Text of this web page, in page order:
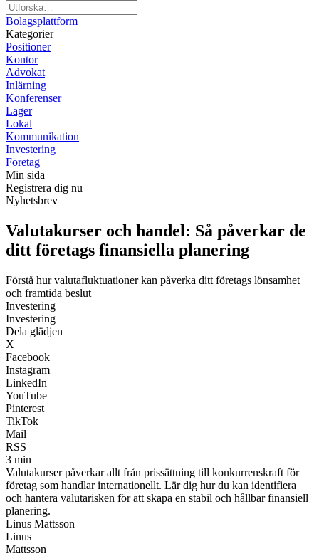
Bolagsplattform
Kategorier
Positioner
Kontor
Advokat
Inlärning
Konferenser
Lager
Lokal
Kommunikation
Investering
Företag
Min sida
Registrera dig nu
Nyhetsbrev
Valutakurser och handel: Så påverkar de
ditt företags finansiella planering
Förstå hur valutafluktuationer kan påverka ditt företags lönsamhet
och framtida beslut
Investering
Investering
Dela glädjen
X
Facebook
Instagram
LinkedIn
YouTube
Pinterest
TikTok
Mail
RSS
3 min
Valutakurser påverkar allt från prissättning till konkurrenskraft för
företag som handlar internationellt. Lär dig hur du kan identifiera
och hantera valutarisken för att skapa en stabil och hållbar finansiell
planering.
Linus Mattsson
Linus
Mattsson